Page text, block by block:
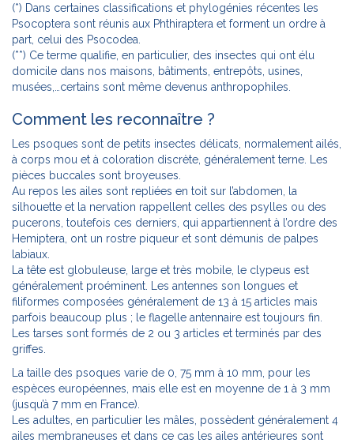
(*) Dans certaines classifications et phylogénies récentes les
Psocoptera sont réunis aux Phthiraptera et forment un ordre à
part, celui des Psocodea.
(**) Ce terme qualifie, en particulier, des insectes qui ont élu
domicile dans nos maisons, bâtiments, entrepôts, usines,
musées,…certains sont même devenus anthropophiles.
Comment les reconnaître ?
Les psoques sont de petits insectes délicats, normalement ailés,
à corps mou et à coloration discrète, généralement terne. Les
pièces buccales sont broyeuses.
Au repos les ailes sont repliées en toit sur l’abdomen, la
silhouette et la nervation rappellent celles des psylles ou des
pucerons, toutefois ces derniers, qui appartiennent à l’ordre des
Hemiptera, ont un rostre piqueur et sont démunis de palpes
labiaux.
La tête est globuleuse, large et très mobile, le clypeus est
généralement proéminent. Les antennes son longues et
filiformes composées généralement de 13 à 15 articles mais
parfois beaucoup plus ; le flagelle antennaire est toujours fin.
Les tarses sont formés de 2 ou 3 articles et terminés par des
griffes.
La taille des psoques varie de 0, 75 mm à 10 mm, pour les
espèces européennes, mais elle est en moyenne de 1 à 3 mm
(jusqu’à 7 mm en France).
Les adultes, en particulier les mâles, possèdent généralement 4
ailes membraneuses et dans ce cas les ailes antérieures sont